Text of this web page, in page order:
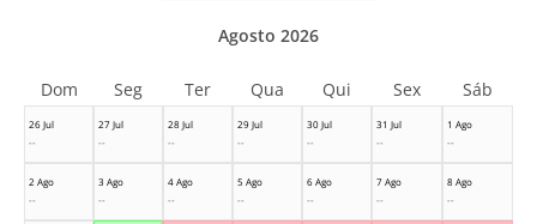
26 Jul
--
27 Jul
--
28 Jul
--
29 Jul
--
30 Jul
--
31 Jul
--
1 Ago
--
2 Ago
--
3 Ago
--
4 Ago
--
5 Ago
--
6 Ago
--
7 Ago
--
8 Ago
--
Agosto 2026
Dom Seg Ter Qua Qui Sex Sáb